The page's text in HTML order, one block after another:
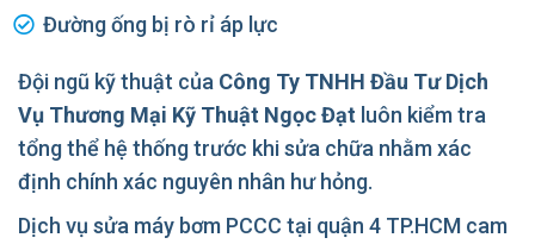
Đường ống bị rò rỉ áp lực
Đội ngũ kỹ thuật của Công Ty TNHH Đầu Tư Dịch
Vụ Thương Mại Kỹ Thuật Ngọc Đạt luôn kiểm tra
tổng thể hệ thống trước khi sửa chữa nhằm xác
định chính xác nguyên nhân hư hỏng.
Dịch vụ sửa máy bơm PCCC tại quận 4 TP.HCM cam